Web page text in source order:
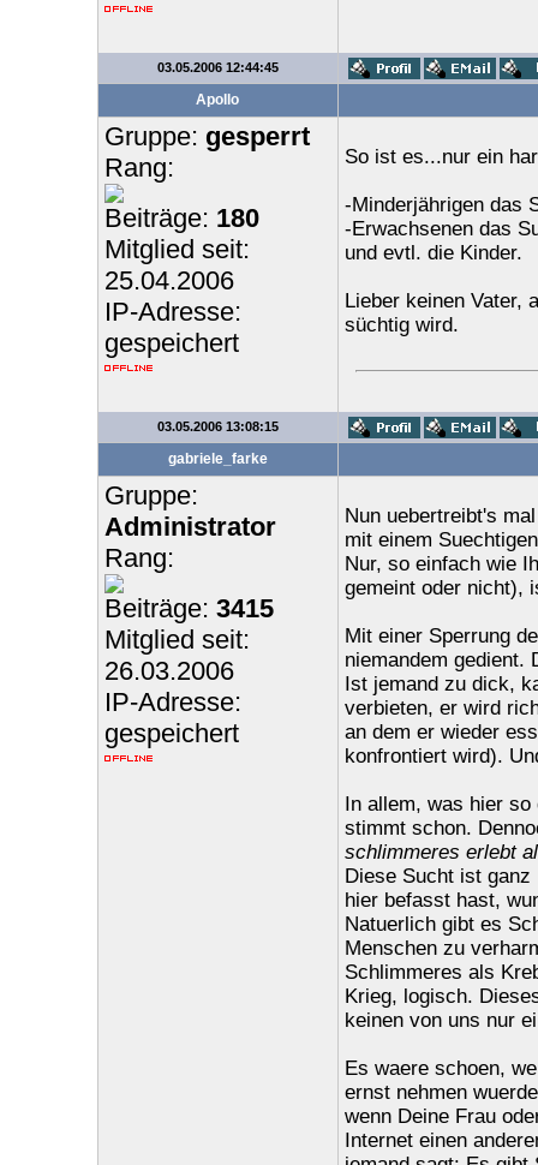
03.05.2006 12:44:45
Apollo
Gruppe: gesperrt
Rang:
Beiträge: 180
Mitglied seit:
25.04.2006
IP-Adresse:
gespeichert
So ist es...nur ein
-Minderjährigen das
-Erwachsenen das
und evtl. die Kinder.
Lieber keinen Vater,
süchtig wird.
03.05.2006 13:08:15
gabriele_farke
Gruppe:
Administrator
Rang:
Beiträge: 3415
Mitglied seit:
26.03.2006
IP-Adresse:
gespeichert
Nun uebertreibt's
mit einem
Nur, so einfach wie
gemeint oder nicht),
Mit einer Sperrung
niemandem gedient.
Ist jemand zu dick,
verbieten, er wird
an dem er wieder
konfrontiert wird).
In allem, was hier
stimmt schon.
schlimmeres erlebt
Diese Sucht ist
hier befasst hast,
Natuerlich gibt es
Menschen zu
Schlimmeres als
Krieg, logisch.
keinen von uns nur
Es waere schoen,
ernst nehmen
wenn Deine Frau
Internet einen